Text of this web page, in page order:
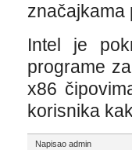
značajkama
Intel je
programe
x86
korisnika
Napisao admin